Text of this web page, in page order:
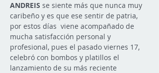
ANDREIS se siente más que nunca muy
caribeño y es que ese sentir de patria,
por estos días  viene acompañado de
mucha satisfacción personal y
profesional, pues el pasado viernes 17,
celebró con bombos y platillos el
lanzamiento de su más reciente